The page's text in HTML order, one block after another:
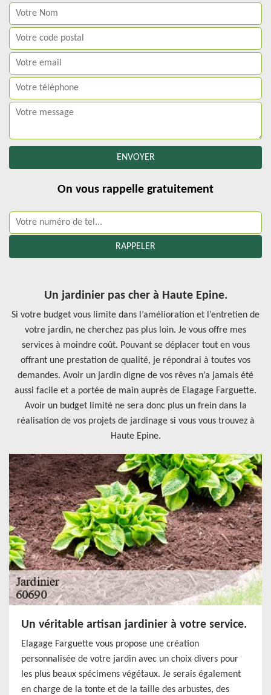
On vous rappelle gratuitement
Un jardinier pas cher à Haute Epine.
Si votre budget vous limite dans l’amélioration et l’entretien de
votre jardin, ne cherchez pas plus loin. Je vous offre mes
services à moindre coût. Pouvant se déplacer tout en vous
offrant une prestation de qualité, je répondrai à toutes vos
demandes. Avoir un jardin digne de vos rêves n’a jamais été
aussi facile et a portée de main auprès de Elagage Farguette.
Avoir un budget limité ne sera donc plus un frein dans la
réalisation de vos projets de jardinage si vous vous trouvez à
Haute Epine.
Un véritable artisan jardinier à votre service.
Elagage Farguette vous propose une création
personnalisée de votre jardin avec un choix divers pour
les plus beaux spécimens végétaux. Je serais également
en charge de la tonte et de la taille des arbustes, des